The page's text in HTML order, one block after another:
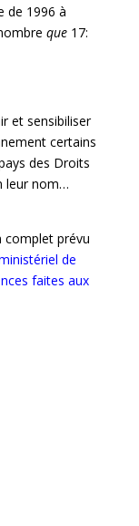
de 1996 à
que17:
et sensibiliser
certains
des Droits
leur nom…
complet prévu
de
faites aux